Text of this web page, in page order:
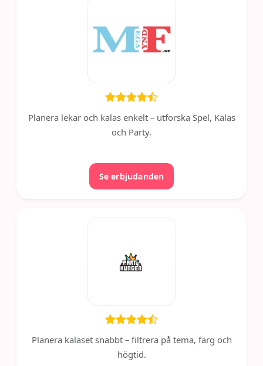
Planera lekar och kalas enkelt – utforska Spel, Kalas
och Party.
Se erbjudanden
Planera kalaset snabbt – filtrera på tema, färg och
högtid.